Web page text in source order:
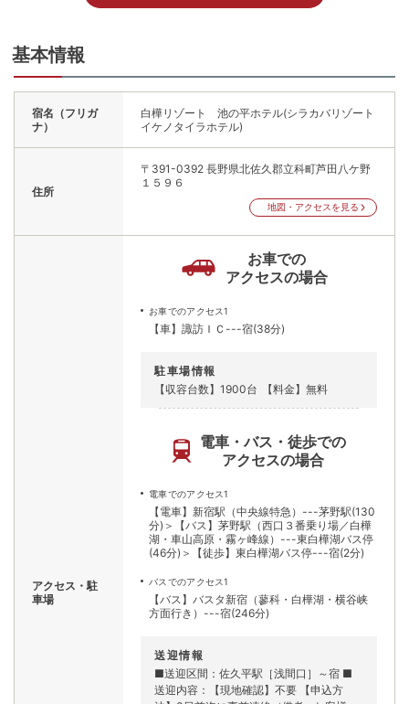
基本情報
宿名（フリガ
ナ）
白樺リゾート 池の平ホテル(シラカバリゾート
イケノタイラホテル)
住所
〒391-0392 長野県北佐久郡立科町芦田八ケ野
１５９６
地図・アクセスを見る
アクセス・駐
車場
お車での
アクセスの場合
お車でのアクセス1
【車】諏訪ＩＣ---宿(38分)
駐車場情報
【収容台数】1900台
【料金】無料
電車・バス・徒歩での
アクセスの場合
電車でのアクセス1
【電車】新宿駅（中央線特急）---茅野駅(130
分)＞【バス】茅野駅（西口３番乗り場／白樺
湖・車山高原・霧ヶ峰線）---東白樺湖バス停
(46分)＞【徒歩】東白樺湖バス停---宿(2分)
バスでのアクセス1
【バス】バスタ新宿（蓼科・白樺湖・横谷峡
方面行き）---宿(246分)
送迎情報
■送迎区間：佐久平駅［浅間口］～宿 ■
送迎内容：【現地確認】不要 【申込方